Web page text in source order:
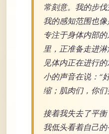
常刻意。我的步
我的感知范围也
专注于身体内部
里，正准备走进
见体内正在进行
小的声音在说：“
缩；肌肉们，你
接着我失去了平衡
我低头看着自己